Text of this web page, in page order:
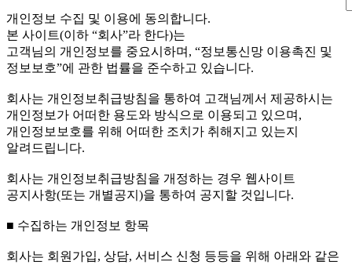
개인정보 수집 및 이용에 동의합니다.
본 사이트(이하 “회사”라 한다)는
고객님의 개인정보를 중요시하며, “정보통신망 이용촉진 및
정보보호”에 관한 법률을 준수하고 있습니다.
회사는 개인정보취급방침을 통하여 고객님께서 제공하시는
개인정보가 어떠한 용도와 방식으로 이용되고 있으며,
개인정보보호를 위해 어떠한 조치가 취해지고 있는지
알려드립니다.
회사는 개인정보취급방침을 개정하는 경우 웹사이트
공지사항(또는 개별공지)을 통하여 공지할 것입니다.
■ 수집하는 개인정보 항목
회사는 회원가입, 상담, 서비스 신청 등등을 위해 아래와 같은